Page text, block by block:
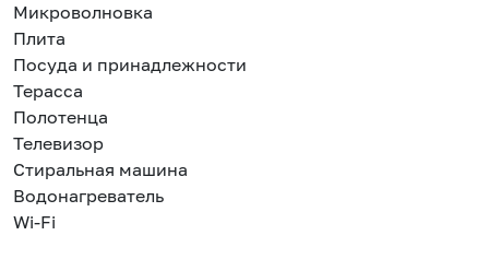
Микроволновка
Плита
Посуда и принадлежности
Терасса
Полотенца
Телевизор
Стиральная машина
Водонагреватель
Wi-Fi